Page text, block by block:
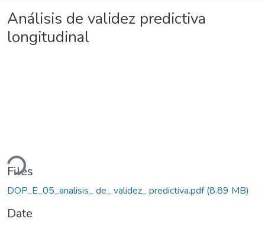
Análisis de validez predictiva
longitudinal
Files
DOP_E_05_analisis_ de_ validez_ predictiva.pdf(8.89 MB)
Date